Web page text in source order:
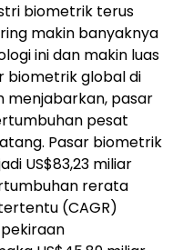
biometrik terus
makin banyaknya
ini dan makin luas
biometrik global di
menjabarkan, pasar
pesat
Pasar biometrik
US$83,23 miliar
rerata
(CAGR)
pekiraan